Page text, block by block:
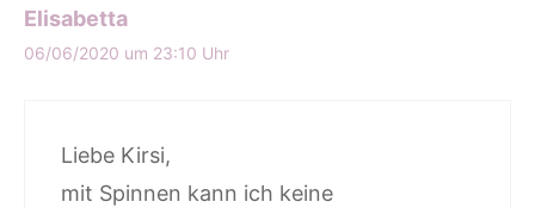
Elisabetta
06/06/2020 um 23:10 Uhr
Liebe Kirsi,
mit Spinnen kann ich keine